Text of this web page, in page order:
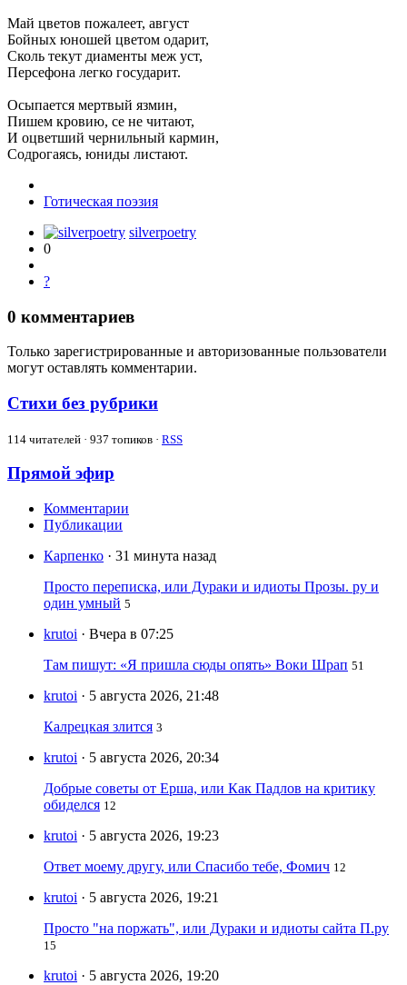
Май цветов пожалеет, август
Бойных юношей цветом одарит,
Сколь текут диаменты меж уст,
Персефона легко государит.
Осыпается мертвый язмин,
Пишем кровию, се не читают,
И оцветший чернильный кармин,
Содрогаясь, юниды листают.
Готическая поэзия
silverpoetry
0
?
0 комментариев
Только зарегистрированные и авторизованные пользователи
могут оставлять комментарии.
Стихи без рубрики
114 читателей · 937 топиков · RSS
Прямой эфир
Комментарии
Публикации
Карпенко · 31 минута назад
Просто переписка, или Дураки и идиоты Прозы. ру и
один умный 5
krutoi · Вчера в 07:25
Там пишут: «Я пришла сюды опять» Воки Шрап 51
krutoi · 5 августа 2026, 21:48
Калрецкая злится 3
krutoi · 5 августа 2026, 20:34
Добрые советы от Ерша, или Как Падлов на критику
обиделся 12
krutoi · 5 августа 2026, 19:23
Ответ моему другу, или Спасибо тебе, Фомич 12
krutoi · 5 августа 2026, 19:21
Просто "на поржать", или Дураки и идиоты сайта П.ру
15
krutoi · 5 августа 2026, 19:20